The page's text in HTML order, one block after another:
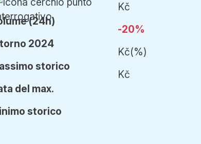
(24h)
2024
ssimo storico
del max.
imo storico
Kč
-20%
Kč(%)
Kč